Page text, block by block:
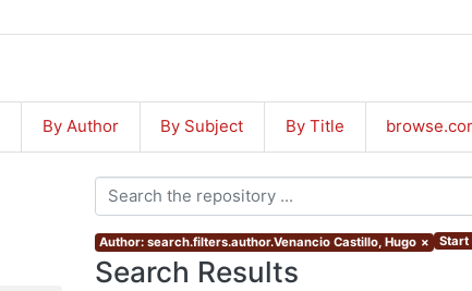
By Author By Subject By Title
Author: search.filters.author.Venancio Castillo, Hugo × Start
Search Results